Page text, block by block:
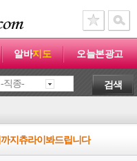
알바지도 오늘본광고
검색
지츄라이봐드립니다